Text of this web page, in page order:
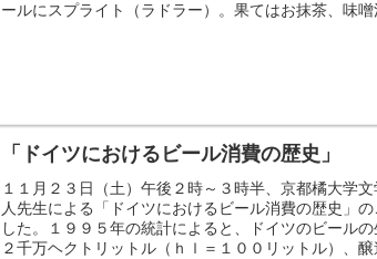
ールにスプライト（ラドラー）。果てはお抹茶、味
「ドイツにおけるビール消費の歴史」
１１月２３日（土）午後２時～３時半、京都橘大学
人先生による「ドイツにおけるビール消費の歴史」の
した。１９９５年の統計によると、ドイツのビール
２千万ヘクトリットル（ｈｌ＝１００リットル）、醸